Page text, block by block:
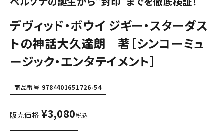
デヴィッド・ボウイ ジギー・スターダス
トの神話大久達朗 著［シンコーミュ
ージック・エンタテイメント］
商品番号 9784401651726-54
販売価格 ¥3,080税込